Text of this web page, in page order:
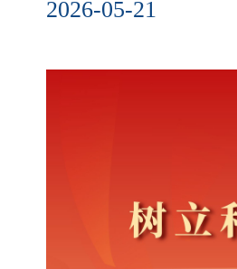
2026-05-21